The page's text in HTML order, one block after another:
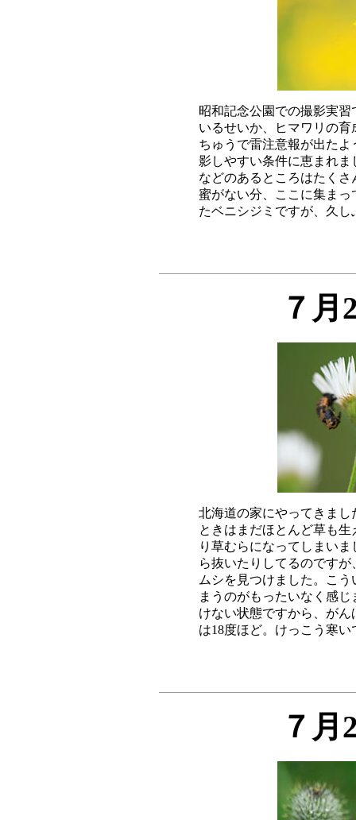
昭和記念公園での撮影実
いるせいか、ヒマワリの
ちゅうで雷注意報が出た
影しやすい条件に恵まれ
などのあるところはたく
蜜がない分、ここに集ま
７月
北海道の家にやってきま
ときはまだほとんど草も
り草むらになってしまい
ら抜いたりしてるのです
ムシを見つけました。こ
まうのがもったいなく感
けない状態ですから、が
７月